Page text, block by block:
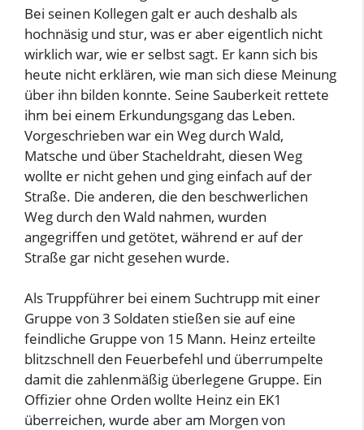
Bei seinen Kollegen galt er auch deshalb als
hochnäsig und stur, was er aber eigentlich nicht
wirklich war, wie er selbst sagt. Er kann sich bis
heute nicht erklären, wie man sich diese Meinung
über ihn bilden konnte. Seine Sauberkeit rettete
ihm bei einem Erkundungsgang das Leben.
Vorgeschrieben war ein Weg durch Wald,
Matsche und über Stacheldraht, diesen Weg
wollte er nicht gehen und ging einfach auf der
Straße. Die anderen, die den beschwerlichen
Weg durch den Wald nahmen, wurden
angegriffen und getötet, während er auf der
Straße gar nicht gesehen wurde.
Als Truppführer bei einem Suchtrupp mit einer
Gruppe von 3 Soldaten stießen sie auf eine
feindliche Gruppe von 15 Mann. Heinz erteilte
blitzschnell den Feuerbefehl und überrumpelte
damit die zahlenmäßig überlegene Gruppe. Ein
Offizier ohne Orden wollte Heinz ein EK1
überreichen, wurde aber am Morgen von